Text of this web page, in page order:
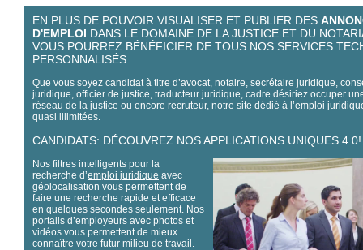
EN PLUS DE POUVOIR VISUALISER ET PUBLIER DES
D'EMPLOI DANS LE DOMAINE DE LA JUSTICE ET DU
VOUS POURREZ BÉNÉFICIER DE TOUS NOS SERVICES
PERSONNALISÉS.
Que vous soyez candidat à titre d’avocat, notaire, secrétaire juridique,
juridique, officier de justice, traducteur juridique, cadre désiriez occuper
réseau de la justice ou encore recruteur, notre site dédié à l’emploi
quasi illimitées.
CANDIDATS: DÉCOUVREZ NOS APPLICATIONS UNIQUES 4.0!
Nos filtres intelligents pour la
recherche d’emploi juridique avec
géolocalisation vous permettent de
faire une recherche rapide et efficace
en quelques secondes seulement. Nos
portails d’employeurs avec photos et
vidéos vous permettent de mieux
connaître votre futur milieu de travail.